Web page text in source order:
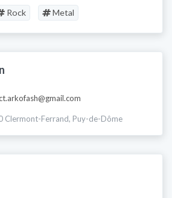
Rock Metal
Clermont-Ferrand, Puy-de-Dôme